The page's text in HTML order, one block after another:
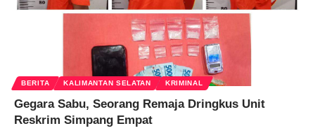
BERITA KALIMANTAN SELATAN KRIMINAL
Gegara Sabu, Seorang Remaja Dringkus Unit
Reskrim Simpang Empat